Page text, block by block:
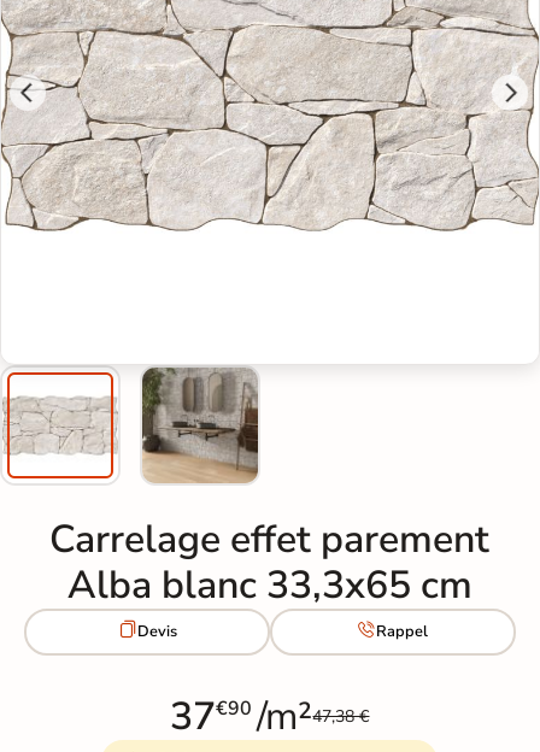
Carrelage effet parement
Alba blanc 33,3x65 cm
Devis Rappel
37€90 /m²47,38 €